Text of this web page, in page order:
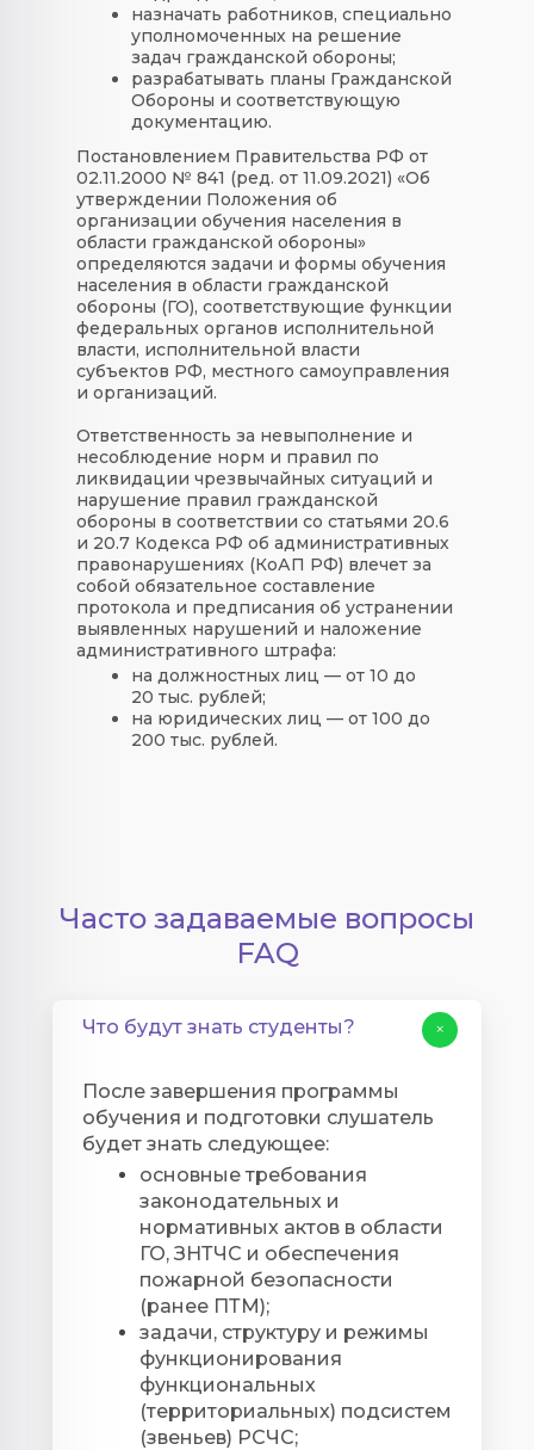
назначать работников, специально
уполномоченных на решение
задач гражданской обороны;
разрабатывать планы Гражданской
Обороны и соответствующую
документацию.
Постановлением Правительства РФ от
02.11.2000 № 841 (ред. от 11.09.2021) «Об
утверждении Положения об
организации обучения населения в
области гражданской обороны»
определяются задачи и формы обучения
населения в области гражданской
обороны (ГО), соответствующие функции
федеральных органов исполнительной
власти, исполнительной власти
субъектов РФ, местного самоуправления
и организаций.
Ответственность за невыполнение и
несоблюдение норм и правил по
ликвидации чрезвычайных ситуаций и
нарушение правил гражданской
обороны в соответствии со статьями 20.6
и 20.7 Кодекса РФ об административных
правонарушениях (КоАП РФ) влечет за
собой обязательное составление
протокола и предписания об устранении
выявленных нарушений и наложение
административного штрафа:
на должностных лиц — от 10 до
20 тыс. рублей;
на юридических лиц — от 100 до
200 тыс. рублей.
Часто задаваемые вопросы
FAQ
Что будут знать студенты?
После завершения программы
обучения и подготовки слушатель
будет знать следующее:
основные требования
законодательных и
нормативных актов в области
ГО, ЗНТЧС и обеспечения
пожарной безопасности
(ранее ПТМ);
задачи, структуру и режимы
функционирования
функциональных
(территориальных) подсистем
(звеньев) РСЧС;
+